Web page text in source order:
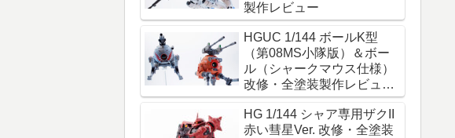
製作レビュー
HGUC 1/144 ボールK型
（第08MS小隊版）＆ボー
ル（シャークマウス仕様）
改修・全塗装製作レビュー
『必ず生きて帰れ！これは
命令だ！』
HG 1/144 シャア専用ザクII
赤い彗星Ver. 改修・全塗装